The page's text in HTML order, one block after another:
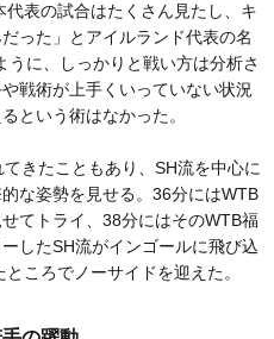
表の試合はたくさん見たし、キ
った」とアイルランド代表の名
に、しっかりと戦い方は分析さ
戦術が上手くいっていない状況
という術はなかった。
きたこともあり、SH流を中心に
な姿勢を見せる。36分にはWTB
てトライ、38分にはそのWTB福
したSH流がインゴールに飛び込
ころでノーサイドを迎えた。